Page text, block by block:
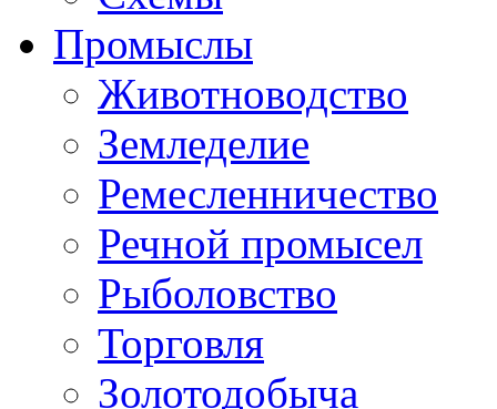
Промыслы
Животноводство
Земледелие
Ремесленничество
Речной промысел
Рыболовство
Торговля
Золотодобыча